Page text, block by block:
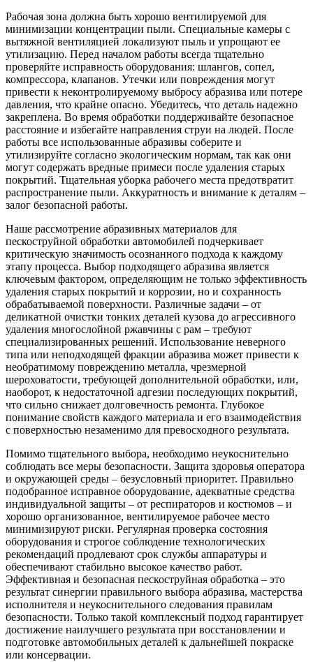
Рабочая зона должна быть хорошо вентилируемой для
минимизации концентрации пыли. Специальные камеры с
вытяжной вентиляцией локализуют пыль и упрощают ее
утилизацию. Перед началом работы всегда тщательно
проверяйте исправность оборудования: шлангов, сопел,
компрессора, клапанов. Утечки или повреждения могут
привести к неконтролируемому выбросу абразива или потере
давления, что крайне опасно. Убедитесь, что деталь надежно
закреплена. Во время обработки поддерживайте безопасное
расстояние и избегайте направления струи на людей. После
работы все использованные абразивы соберите и
утилизируйте согласно экологическим нормам, так как они
могут содержать вредные примеси после удаления старых
покрытий. Тщательная уборка рабочего места предотвратит
распространение пыли. Аккуратность и внимание к деталям –
залог безопасной работы.
Наше рассмотрение абразивных материалов для
пескоструйной обработки автомобилей подчеркивает
критическую значимость осознанного подхода к каждому
этапу процесса. Выбор подходящего абразива является
ключевым фактором, определяющим не только эффективность
удаления старых покрытий и коррозии, но и сохранность
обрабатываемой поверхности. Различные задачи – от
деликатной очистки тонких деталей кузова до агрессивного
удаления многослойной ржавчины с рам – требуют
специализированных решений. Использование неверного
типа или неподходящей фракции абразива может привести к
необратимому повреждению металла, чрезмерной
шероховатости, требующей дополнительной обработки, или,
наоборот, к недостаточной адгезии последующих покрытий,
что сильно снижает долговечность ремонта. Глубокое
понимание свойств каждого материала и его взаимодействия
с поверхностью незаменимо для превосходного результата.
Помимо тщательного выбора, необходимо неукоснительно
соблюдать все меры безопасности. Защита здоровья оператора
и окружающей среды – безусловный приоритет. Правильно
подобранное исправное оборудование, адекватные средства
индивидуальной защиты – от респираторов и костюмов – и
хорошо организованное, вентилируемое рабочее место
минимизируют риски. Регулярная проверка состояния
оборудования и строгое соблюдение технологических
рекомендаций продлевают срок службы аппаратуры и
обеспечивают стабильно высокое качество работ.
Эффективная и безопасная пескоструйная обработка – это
результат синергии правильного выбора абразива, мастерства
исполнителя и неукоснительного следования правилам
безопасности. Только такой комплексный подход гарантирует
достижение наилучшего результата при восстановлении и
подготовке автомобильных деталей к дальнейшей покраске
или консервации.